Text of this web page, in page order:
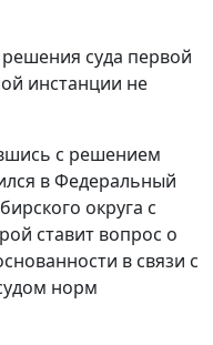
суда первой
инстанции не
с решением
в Федеральный
округа с
ставит вопрос о
в связи с
норм